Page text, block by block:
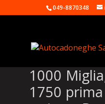
049-8870348
1000
1750